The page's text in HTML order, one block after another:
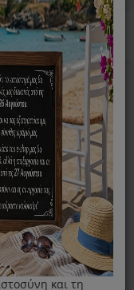
MENU
και τη